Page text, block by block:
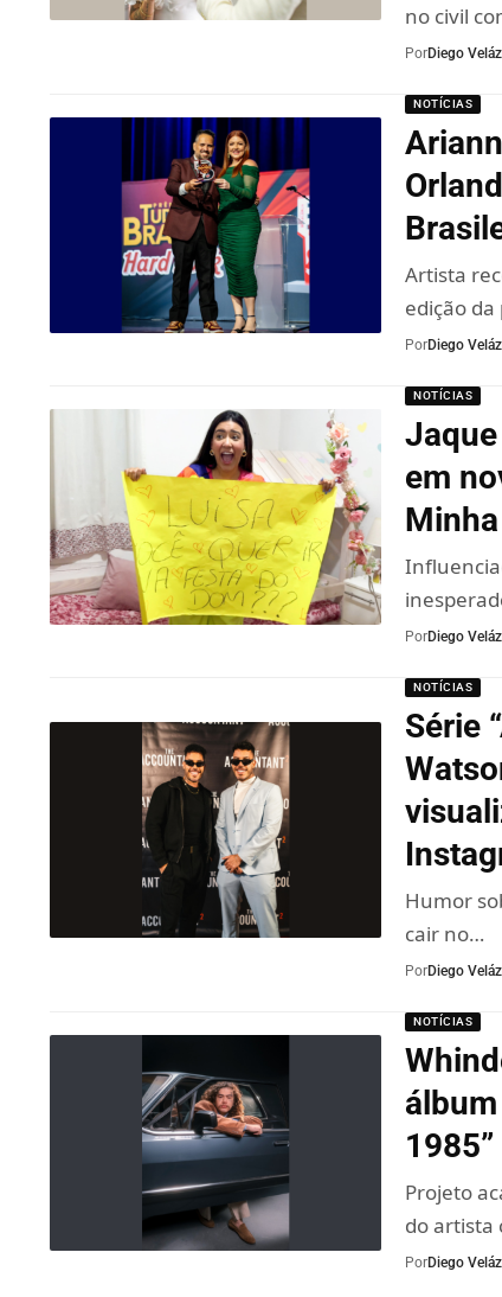
no civil
PorDiego
NOTÍCIAS
Artista
edição
PorDiego
NOTÍCIAS
em
Minha
PorDiego
NOTÍCIAS
Série
Humor
cair no…
PorDiego
NOTÍCIAS
1985”
Projeto
do artista
PorDiego